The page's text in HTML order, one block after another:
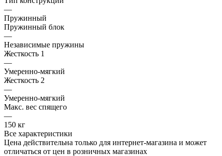
—
Пружинный
Пружинный блок
—
Независимые пружины
Жесткость 1
—
Умеренно-мягкий
Жесткость 2
—
Умеренно-мягкий
Макс. вес спящего
—
150 кг
Все характеристики
Цена действительна только для интернет-магазина и может
отличаться от цен в розничных магазинах